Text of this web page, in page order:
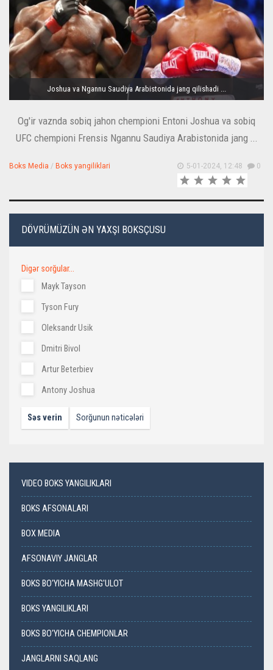
Joshua va Ngannu Saudiya Arabistonida jang qilishadi ...
Og'ir vaznda sobiq jahon chempioni Entoni Joshua va sobiq
UFC chempioni Frensis Ngannu Saudiya Arabistonida jang ...
Boks Media / Boks yangiliklari 5-01-2024, 12:48 0
DÖVRÜMÜZÜN ƏN YAXŞI BOKSÇUSU
Digər sorğular...
Mayk Tayson
Tyson Fury
Oleksandr Usik
Dmitri Bivol
Artur Beterbiev
Antony Joshua
Səs verin Sorğunun nəticələri
VIDEO BOKS YANGILIKLARI
BOKS AFSONALARI
BOX MEDIA
AFSONAVIY JANGLAR
BOKS BO'YICHA MASHG'ULOT
BOKS YANGILIKLARI
BOKS BO'YICHA CHEMPIONLAR
JANGLARNI SAQLANG